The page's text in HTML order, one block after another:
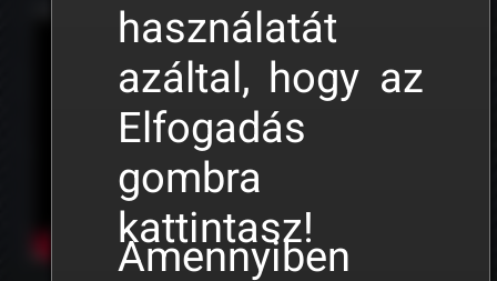
TUTORIAL 06 • Fénysorompók és útátjárók
használatát
azáltal, hogy az
Elfogadás
gombra
kattintasz!
Amennyiben